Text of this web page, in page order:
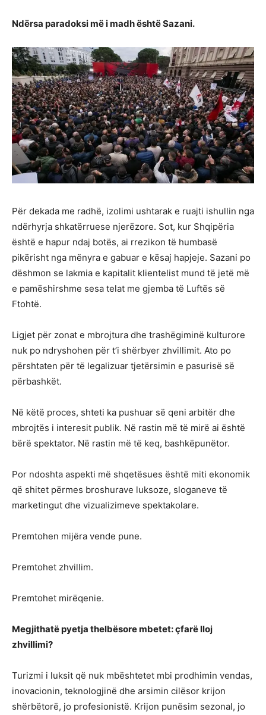
Ndërsa paradoksi më i madh është Sazani.
Për dekada me radhë, izolimi ushtarak e ruajti ishullin nga
ndërhyrja shkatërruese njerëzore. Sot, kur Shqipëria
është e hapur ndaj botës, ai rrezikon të humbasë
pikërisht nga mënyra e gabuar e kësaj hapjeje. Sazani po
dëshmon se lakmia e kapitalit klientelist mund të jetë më
e pamëshirshme sesa telat me gjemba të Luftës së
Ftohtë.
Ligjet për zonat e mbrojtura dhe trashëgiminë kulturore
nuk po ndryshohen për t’i shërbyer zhvillimit. Ato po
përshtaten për të legalizuar tjetërsimin e pasurisë së
përbashkët.
Në këtë proces, shteti ka pushuar së qeni arbitër dhe
mbrojtës i interesit publik. Në rastin më të mirë ai është
bërë spektator. Në rastin më të keq, bashkëpunëtor.
Por ndoshta aspekti më shqetësues është miti ekonomik
që shitet përmes broshurave luksoze, sloganeve të
marketingut dhe vizualizimeve spektakolare.
Premtohen mijëra vende pune.
Premtohet zhvillim.
Premtohet mirëqenie.
Megjithatë pyetja thelbësore mbetet: çfarë lloj
zhvillimi?
Turizmi i luksit që nuk mbështetet mbi prodhimin vendas,
inovacionin, teknologjinë dhe arsimin cilësor krijon
shërbëtorë, jo profesionistë. Krijon punësim sezonal, jo